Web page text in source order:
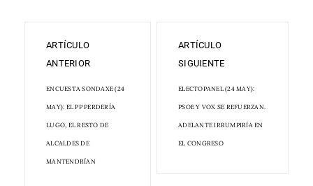
ARTÍCULO
ANTERIOR
ENCUESTA SONDAXE (24
MAY): EL PP PERDERÍA
LUGO, EL RESTO DE
ALCALDES DE
MANTENDRÍAN
ARTÍCULO
SIGUIENTE
ELECTOPANEL (24 MAY):
PSOE Y VOX SE REFUERZAN.
ADELANTE IRRUMPIRÍA EN
EL CONGRESO